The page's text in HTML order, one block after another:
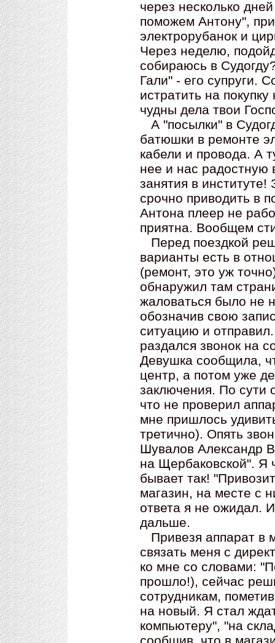
через несколько
поможем Антону",
электрорубанок и
Через неделю,
собираюсь в
Гали" - его супруги.
истратить на
чудны дела твои
А "посылки" в
батюшки в ремонте
кабели и провода. А
нее и нас радостную
занятия в
срочно приводить в
Антона плеер не
приятна. Вообщем
Перед поездкой
варианты есть в
(ремонт, это уж
обнаружил там
жаловаться было не
обозначив свою
ситуацию и
раздался звонок на
Девушка сообщила,
центр, а потом уже
заключения. По сути
что не проверил
мне пришлось
третично). Опять
Шувалов Александр
на Щербаковской". Я
бывает так!
магазин, на месте с
ответа я не ожидал.
дальше.
Привезя аппарат в
связать меня с
ко мне со словами:
прошло!), сейчас
сотрудникам,
на новый. Я стал
компьютеру", "на